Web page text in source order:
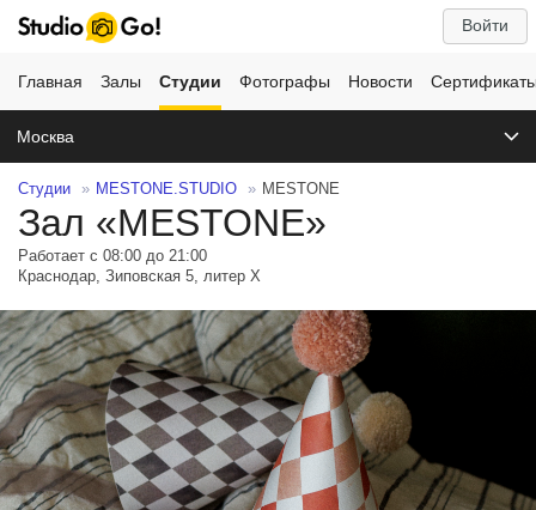
Войти
Главная Залы Студии Фотографы Новости
Москва
Студии MESTONE.STUDIO MESTONE
Зал «MESTONE»
Работает с 08:00 до 21:00
Краснодар, Зиповская 5, литер Х